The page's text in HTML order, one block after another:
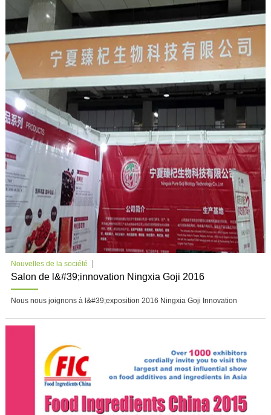
Nouvelles de la société
Salon de l&#39;innovation Ningxia Goji 2016
Nous nous joignons à l&#39;exposition 2016 Ningxia Goji Innovation